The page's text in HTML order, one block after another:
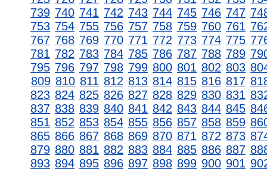
739 740 741 742 743 744 745 746 747
753 754 755 756 757 758 759 760 761
767 768 769 770 771 772 773 774 775
781 782 783 784 785 786 787 788 789
795 796 797 798 799 800 801 802 803
809 810 811 812 813 814 815 816 817
823 824 825 826 827 828 829 830 831
837 838 839 840 841 842 843 844 845
851 852 853 854 855 856 857 858 859
865 866 867 868 869 870 871 872 873
879 880 881 882 883 884 885 886 887
893 894 895 896 897 898 899 900 901